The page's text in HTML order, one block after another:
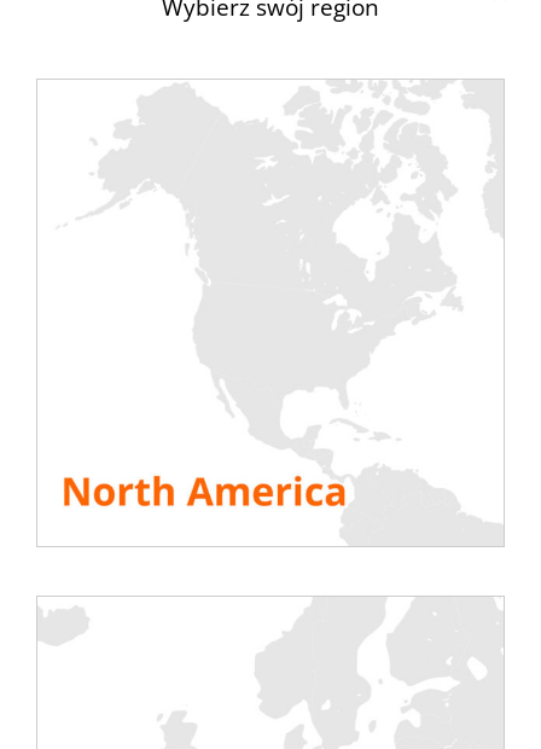
Stąd kliniki, szpitale uniwersyteckie, EPHAD i
strategiczny sprzęt w przypadku przerwy w
dostawie prądu musi być sprawny i niezawodny,
gdy tylko zostanie wezwany. Dlatego konieczne jest
ich regularne testowanie, aby zweryfikować tę
niezawodność. Ten test urządzenia może, a
czasem nawet powinien być przeprowadzony na
stanowisku obciążeniowym. Badania te powinny
być przeprowadzane co miesiąc.
Rentaload oferuje do wynajęcia banki obciążeń
rezystancyjnych o mocy 100kW, 200kW i 600kW
banki obciążeń o zmiennym cosinusie
Jeśli potrzebujesz pomocy, nie wahaj się
jednego z naszych techników o radę
. Rentaload
umożliwia również określenie banku obciążenia,
który jest odpowiedni dla Państwa na swojej
ZOBACZ WSZYSTKIE ZASOBY
Podziel się tą historią, wybierz swoją platformę!
Wybierz swój region